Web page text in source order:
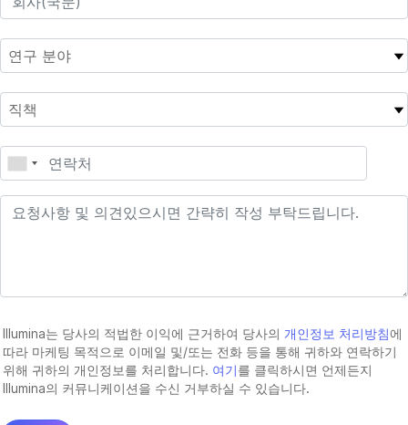
Illumina는 당사의 적법한 이익에 근거하여 당사의 개인정보 처리방침에
따라 마케팅 목적으로 이메일 및/또는 전화 등을 통해 귀하와 연락하기
위해 귀하의 개인정보를 처리합니다. 여기를 클릭하시면 언제든지
Illumina의 커뮤니케이션을 수신 거부하실 수 있습니다.